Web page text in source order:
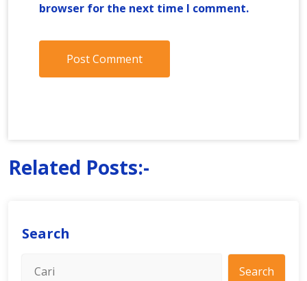
browser for the next time I comment.
Related Posts:-
Search
Search